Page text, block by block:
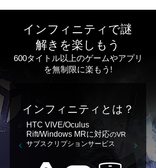
インフィニティで謎
解きを楽しもう
600タイトル以上のゲームやアプリ
を無制限に楽もう!
インフィニティとは？
HTC VIVE/Oculus
Rift/Windows MRに対応のVR
サブスクリプションサービス